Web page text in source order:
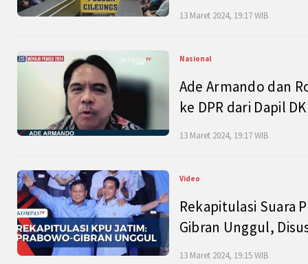
13 Maret 2024, 19:17 WIB
Nasional
Ade Armando dan
ke DPR dari Dapil
13 Maret 2024, 19:17 WIB
Video
Rekapitulasi Suara
Gibran Unggul,
13 Maret 2024, 19:15 WIB